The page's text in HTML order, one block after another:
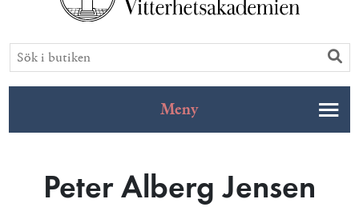
Meny
Peter Alberg Jensen